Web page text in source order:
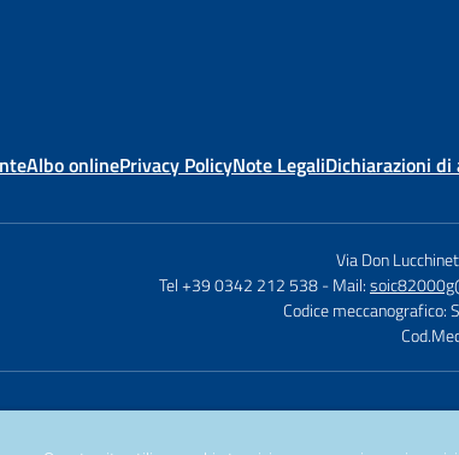
Albo onlinePrivacy PolicyNote LegaliDichiarazioni
Via Don
Tel +39 0342 212 538- Mail:
Codice meccanografico: